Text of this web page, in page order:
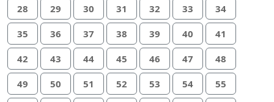
28 29 30 31 32 33 34
35 36 37 38 39 40 41
42 43 44 45 46 47 48
49 50 51 52 53 54 55